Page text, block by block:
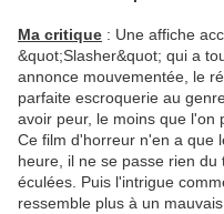
Ma critique : Une affiche
&quot;Slasher&quot; qui a
annonce mouvementée, le
parfaite escroquerie au
avoir peur, le moins que l'on
Ce film d'horreur n'en a que
heure, il ne se passe rien
éculées. Puis l'intrigue
ressemble plus à un